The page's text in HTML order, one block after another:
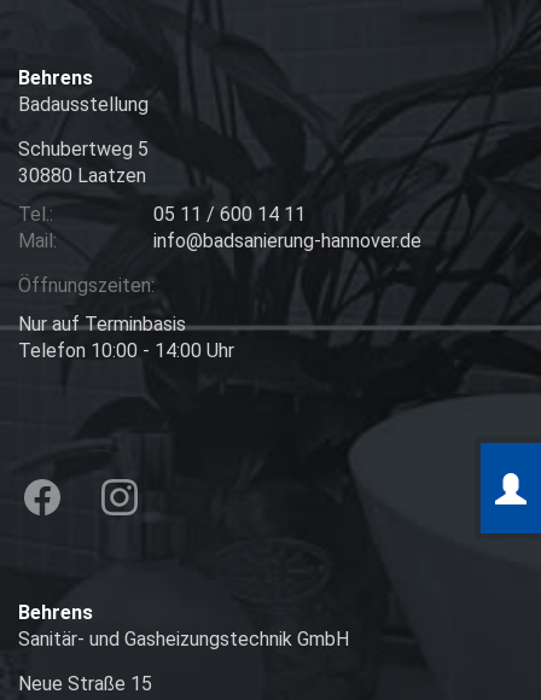
Behrens
Badausstellung
Schubertweg 5
30880 Laatzen
Tel.:
Mail:
05 11 / 600 14 11
info@badsanierung-hannover.de
Öffnungszeiten:
Nur auf Terminbasis
Telefon 10:00 - 14:00 Uhr
Behrens
Sanitär- und Gasheizungstechnik GmbH
Neue Straße 15